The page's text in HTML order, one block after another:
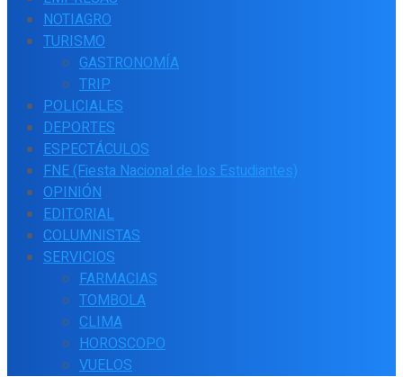
NOTIAGRO
TURISMO
GASTRONOMÍA
TRIP
POLICIALES
DEPORTES
ESPECTÁCULOS
FNE (Fiesta Nacional de los Estudiantes)
OPINIÓN
EDITORIAL
COLUMNISTAS
SERVICIOS
FARMACIAS
TOMBOLA
CLIMA
HOROSCOPO
VUELOS